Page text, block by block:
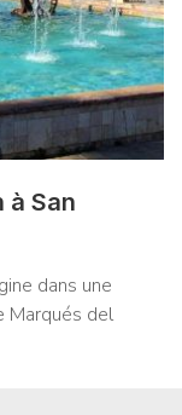
à San
dans une
Marqués del